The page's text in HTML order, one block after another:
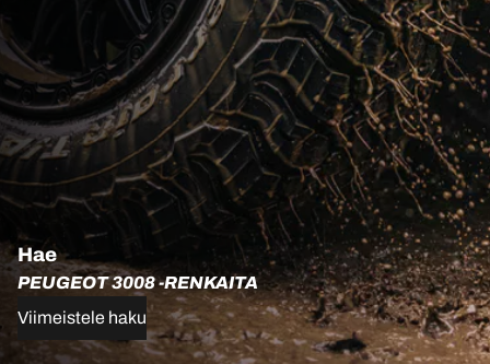
Hae
PEUGEOT 3008 -RENKAITA
Viimeistele haku